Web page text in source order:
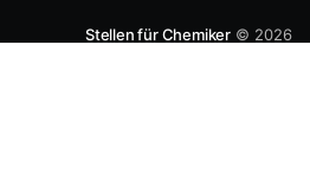
Stellen für Chemiker © 2026